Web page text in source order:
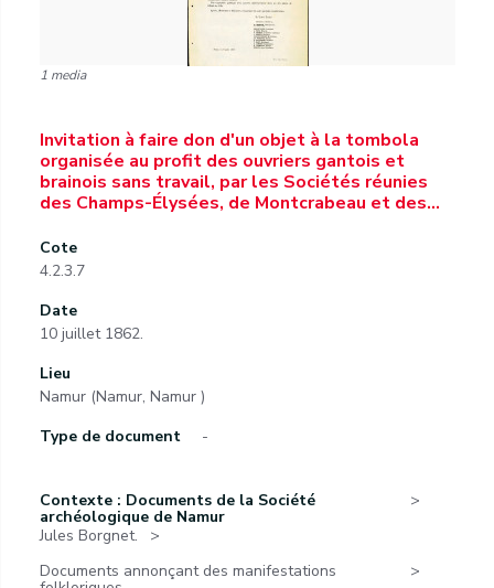
1 media
Invitation à faire don d'un objet à la tombola
organisée au profit des ouvriers gantois et
brainois sans travail, par les Sociétés réunies
des Champs-Élysées, de Montcrabeau et des…
Cote
4.2.3.7
Date
10 juillet 1862.
Lieu
Namur (Namur, Namur )
Type de document
-
Contexte : Documents de la Société
archéologique de Namur
Jules Borgnet.
Documents annonçant des manifestations